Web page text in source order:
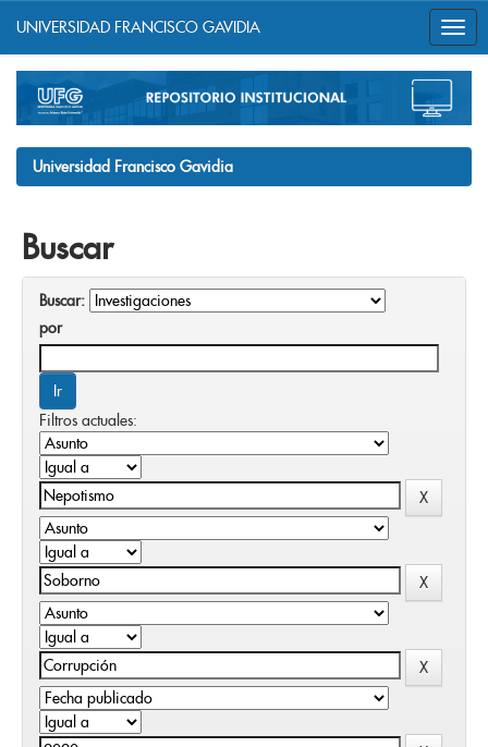
navigation
UNIVERSIDAD FRANCISCO GAVIDIA
Universidad Francisco Gavidia
Buscar
Buscar:
por
Filtros actuales: